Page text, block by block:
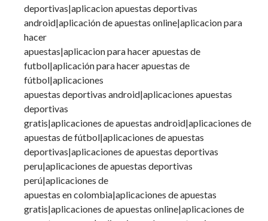
deportivas|aplicacion apuestas deportivas
android|aplicación de apuestas online|aplicacion para
hacer
apuestas|aplicacion para hacer apuestas de
futbol|aplicación para hacer apuestas de
fútbol|aplicaciones
apuestas deportivas android|aplicaciones apuestas
deportivas
gratis|aplicaciones de apuestas android|aplicaciones de
apuestas de fútbol|aplicaciones de apuestas
deportivas|aplicaciones de apuestas deportivas
peru|aplicaciones de apuestas deportivas
perú|aplicaciones de
apuestas en colombia|aplicaciones de apuestas
gratis|aplicaciones de apuestas online|aplicaciones de